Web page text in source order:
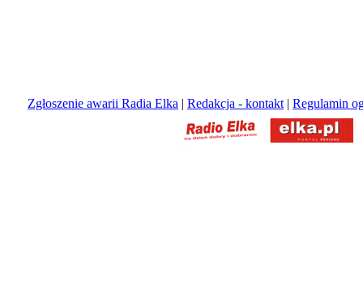
Zgłoszenie awarii Radia Elka | Redakcja - kontakt | Regulamin